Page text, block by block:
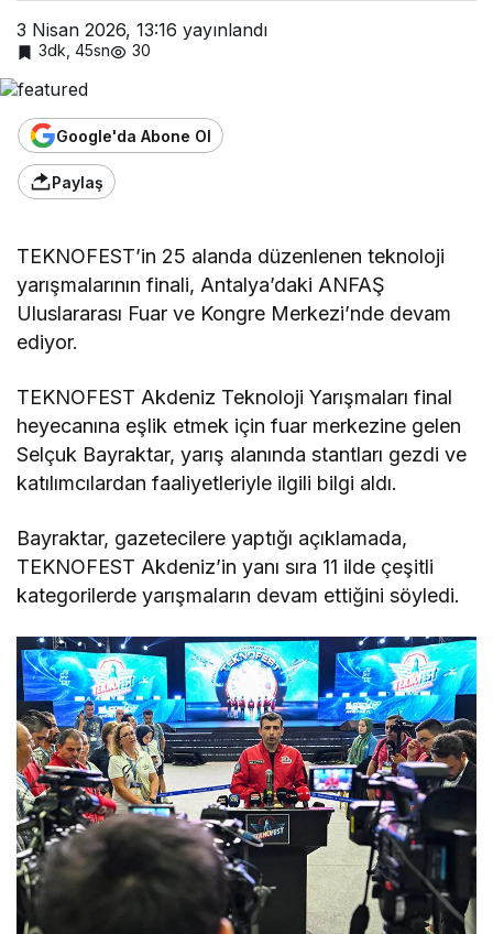
3 Nisan 2026, 13:16 yayınlandı
3dk, 45sn 30
Google'da Abone Ol
Paylaş
TEKNOFEST’in 25 alanda düzenlenen teknoloji
yarışmalarının finali, Antalya’daki ANFAŞ
Uluslararası Fuar ve Kongre Merkezi’nde devam
ediyor.
TEKNOFEST Akdeniz Teknoloji Yarışmaları final
heyecanına eşlik etmek için fuar merkezine gelen
Selçuk Bayraktar, yarış alanında stantları gezdi ve
katılımcılardan faaliyetleriyle ilgili bilgi aldı.
Bayraktar, gazetecilere yaptığı açıklamada,
TEKNOFEST Akdeniz’in yanı sıra 11 ilde çeşitli
kategorilerde yarışmaların devam ettiğini söyledi.